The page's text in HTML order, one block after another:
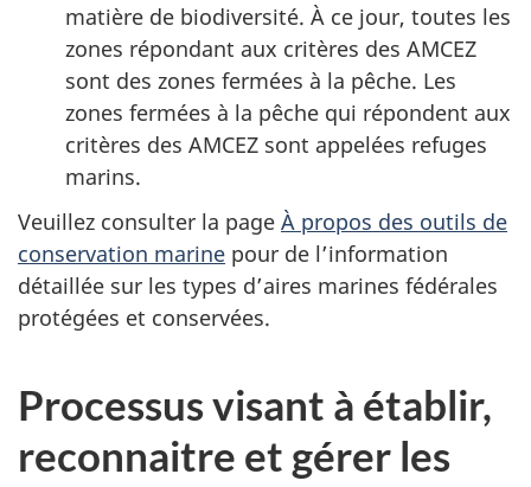
matière de biodiversité. À ce jour, toutes les
zones répondant aux critères des AMCEZ
sont des zones fermées à la pêche. Les
zones fermées à la pêche qui répondent aux
critères des AMCEZ sont appelées refuges
marins.
Veuillez consulter la page À propos des outils de
conservation marine pour de l’information
détaillée sur les types d’aires marines fédérales
protégées et conservées.
Processus visant à établir,
reconnaitre et gérer les